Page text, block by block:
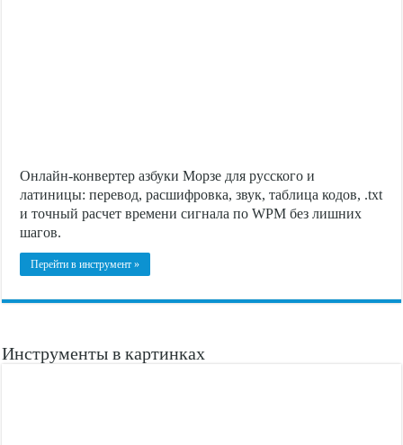
Онлайн-конвертер азбуки Морзе для русского и
латиницы: перевод, расшифровка, звук, таблица кодов, .txt
и точный расчет времени сигнала по WPM без лишних
шагов.
Перейти в инструмент »
Инструменты в картинках